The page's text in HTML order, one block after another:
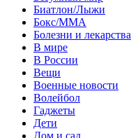
Биатлон/Лыжи
Бокс/MMA
Болезни и лекарства
В мире
В России
Вещи
Военные новости
Волейбол
Гаджеты
Дети
Дом и сад